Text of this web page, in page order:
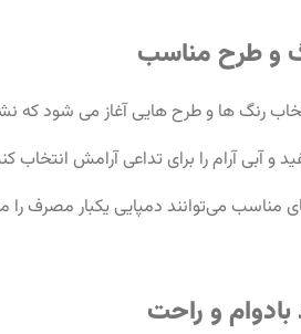
و طرح مناسب
رنگ ها و طرح هایی آغاز می شود که
و آبی آرام را برای تداعی آرامش
می‌توانند دمپایی یکبار مصرف را
و راحت